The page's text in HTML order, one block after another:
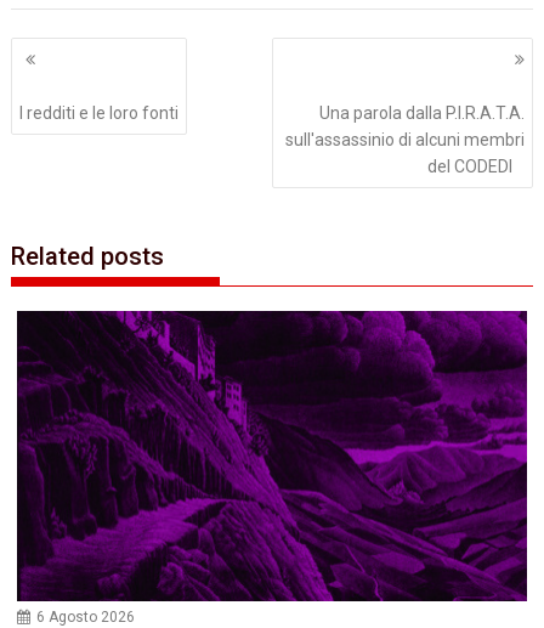
Navigazione
I redditi e le loro fonti
Una parola dalla P.I.R.A.T.A.
sull'assassinio di alcuni membri
del CODEDI
Related posts
6 Agosto 2026